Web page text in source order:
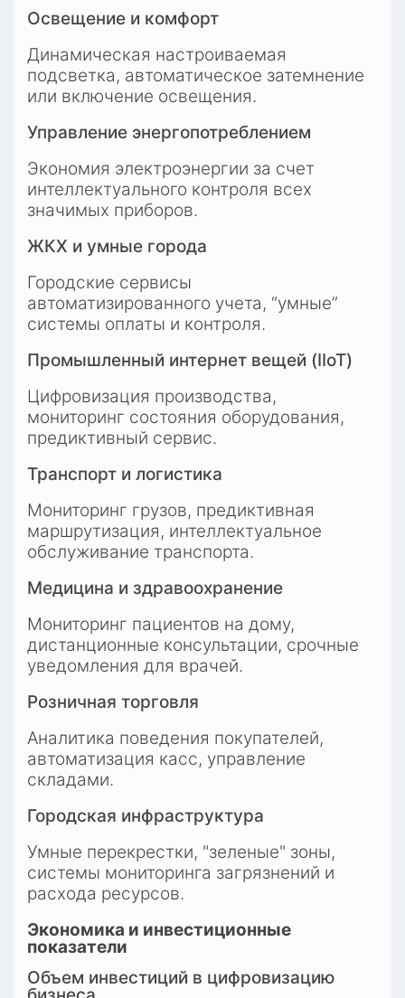
Освещение и комфорт
Динамическая настроиваемая
подсветка, автоматическое затемнение
или включение освещения.
Управление энергопотреблением
Экономия электроэнергии за счет
интеллектуального контроля всех
значимых приборов.
ЖКХ и умные города
Городские сервисы
автоматизированного учета, “умные”
системы оплаты и контроля.
Промышленный интернет вещей (IIoT)
Цифровизация производства,
мониторинг состояния оборудования,
предиктивный сервис.
Транспорт и логистика
Мониторинг грузов, предиктивная
маршрутизация, интеллектуальное
обслуживание транспорта.
Медицина и здравоохранение
Мониторинг пациентов на дому,
дистанционные консультации, срочные
уведомления для врачей.
Розничная торговля
Аналитика поведения покупателей,
автоматизация касс, управление
складами.
Городская инфраструктура
Умные перекрестки, "зеленые" зоны,
системы мониторинга загрязнений и
расхода ресурсов.
Экономика и инвестиционные
показатели
Объем инвестиций в цифровизацию